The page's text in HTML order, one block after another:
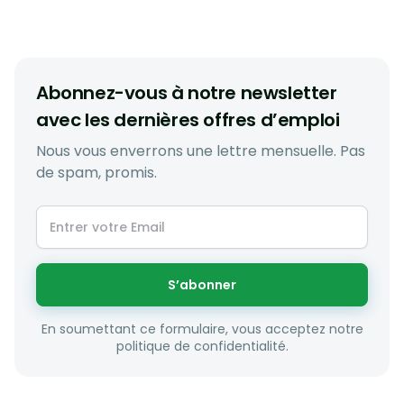
Abonnez-vous à notre newsletter
avec les dernières offres d’emploi
Nous vous enverrons une lettre mensuelle. Pas
de spam, promis.
S’abonner
En soumettant ce formulaire, vous acceptez notre
politique de confidentialité.